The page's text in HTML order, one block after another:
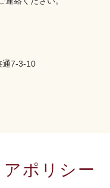
通7-3-10
ポリシー